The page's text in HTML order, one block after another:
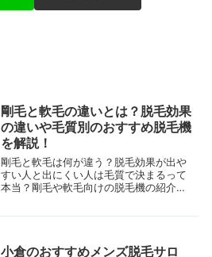
剛毛と軟毛の違いとは？脱毛効果
の違いや毛質別のおすすめ脱毛機
を解説！
剛毛と軟毛は何が違う？脱毛効果が出や
すい人と出にくい人は毛質で決まるって
本当？剛毛や軟毛向けの脱毛機の紹介
徴など解説します。メンズ脱毛が気にな
小倉のおすすめメンズ脱毛サロ